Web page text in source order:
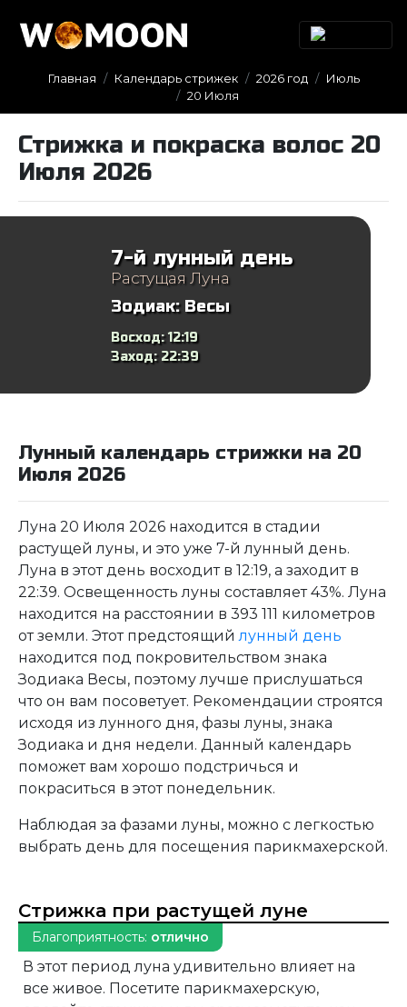
Главная Календарь стрижек 2026 год
Июль
20 Июля
Стрижка и покраска волос 20
Июля 2026
7-й лунный день
Растущая Луна
Зодиак: Весы
Восход:12:19
Заход: 22:39
Лунный календарь стрижки на 20
Июля 2026
Луна 20 Июля 2026 находится в стадии
растущей луны, и это уже 7-й лунный день.
Луна в этот день восходит в 12:19, а заходит в
22:39. Освещенность луны составляет 43%. Луна
находится на расстоянии в 393 111 километров
от земли. Этот предстоящийлунный день
находится под покровительством знака
Зодиака Весы, поэтому лучше прислушаться
что он вам посоветует. Рекомендации строятся
исходя из лунного дня, фазы луны, знака
Зодиака и дня недели. Данный календарь
поможет вам хорошо подстричься и
покраситься в этот понедельник.
Наблюдая за фазами луны, можно с легкостью
выбрать день для посещения парикмахерской.
Стрижка при растущей луне
Благоприятность: отлично
В этот период луна удивительно влияет на
все живое. Посетите парикмахерскую,